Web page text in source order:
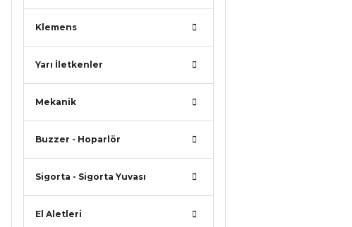
Klemens
Yarı İletkenler
Mekanik
Buzzer - Hoparlör
Sigorta - Sigorta Yuvası
El Aletleri